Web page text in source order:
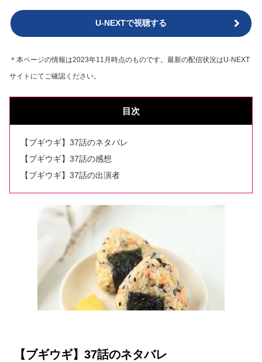
U-NEXTで視聴する
＊本ページの情報は2023年11月時点のものです。最新の配信状況はU-NEXT
サイトにてご確認ください。
目次
【ブギウギ】37話のネタバレ
【ブギウギ】37話の感想
【ブギウギ】37話の出演者
【ブギウギ】37話のネタバレ